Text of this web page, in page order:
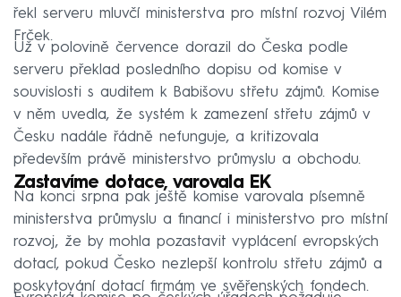
řekl serveru mluvčí ministerstva pro místní rozvoj Vilém
Frček.
Už v polovině července dorazil do Česka podle
serveru překlad posledního dopisu od komise v
souvislosti s auditem k Babišovu střetu zájmů. Komise
v něm uvedla, že systém k zamezení střetu zájmů v
Česku nadále řádně nefunguje, a kritizovala
především právě ministerstvo průmyslu a obchodu.
Zastavíme dotace, varovala EK
Na konci srpna pak ještě komise varovala písemně
ministerstva průmyslu a financí i ministerstvo pro místní
rozvoj, že by mohla pozastavit vyplácení evropských
dotací, pokud Česko nezlepší kontrolu střetu zájmů a
poskytování dotací firmám ve svěřenských fondech.